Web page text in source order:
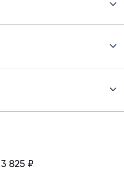
3 825 ₽